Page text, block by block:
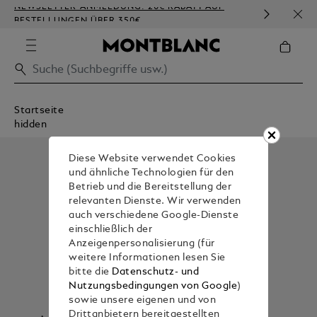
NEWSLETTER-ANMELDUNG: 20€ RABATT AUF
BESTELLUNGEN ÜBER 350€
Startseite
hidden
Diese Website verwendet Cookies
und ähnliche Technologien für den
Betrieb und die Bereitstellung der
relevanten Dienste. Wir verwenden
auch verschiedene Google-Dienste
einschließlich der
Anzeigenpersonalisierung (für
weitere Informationen lesen Sie
bitte die Datenschutz- und
Nutzungsbedingungen von Google)
sowie unsere eigenen und von
Drittanbietern bereitgestellten